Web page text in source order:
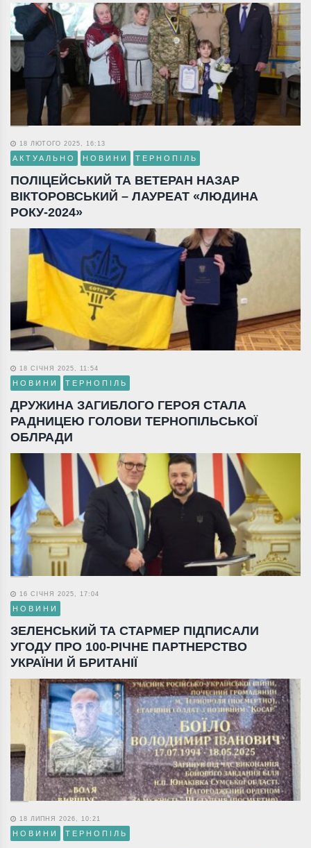
18 ЛЮТОГО 2025, 16:13
АКТУАЛЬНО НОВИНИ ТЕРНОПІЛЬ
ПОЛІЦЕЙСЬКИЙ ТА ВЕТЕРАН НАЗАР
ВІКТОРОВСЬКИЙ – ЛАУРЕАТ «ЛЮДИНА
РОКУ-2024»
18 СІЧНЯ 2025, 11:54
НОВИНИ ТЕРНОПІЛЬ
ДРУЖИНА ЗАГИБЛОГО ГЕРОЯ СТАЛА
РАДНИЦЕЮ ГОЛОВИ ТЕРНОПІЛЬСЬКОЇ
ОБЛРАДИ
16 СІЧНЯ 2025, 17:04
НОВИНИ
ЗЕЛЕНСЬКИЙ ТА СТАРМЕР ПІДПИСАЛИ
УГОДУ ПРО 100-РІЧНЕ ПАРТНЕРСТВО
УКРАЇНИ Й БРИТАНІЇ
18 ЛИПНЯ 2026, 10:21
НОВИНИ ТЕРНОПІЛЬ